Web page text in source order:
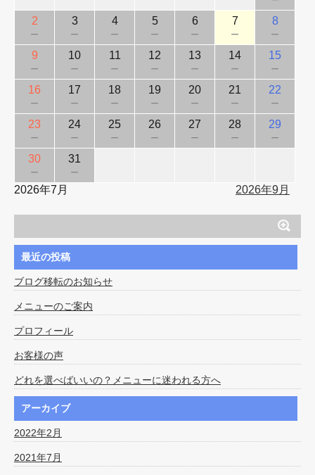
2
－
3
－
4
－
5
－
6
－
7
－
8
－
9
－
10
－
11
－
12
－
13
－
14
－
15
－
16
－
17
－
18
－
19
－
20
－
21
－
22
－
23
－
24
－
25
－
26
－
27
－
28
－
29
－
30
－
31
－
2026年7月 2026年9月
最近の投稿
ブログ移転のお知らせ
メニューのご案内
プロフィール
お客様の声
どれを選べばいいの？メニューに迷われる方へ
アーカイブ
2022年2月
2021年7月